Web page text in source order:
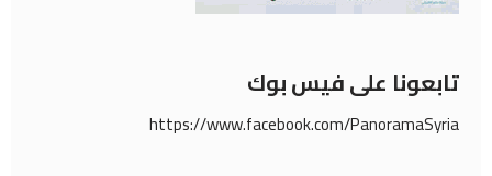
تابعونا على فيس بوك
https://www.facebook.com/PanoramaSyria